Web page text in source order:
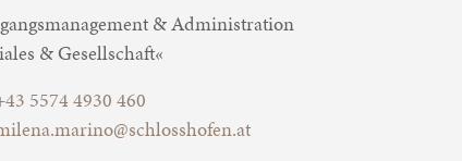
& Administration
& Gesellschaft«
5574 4930 460